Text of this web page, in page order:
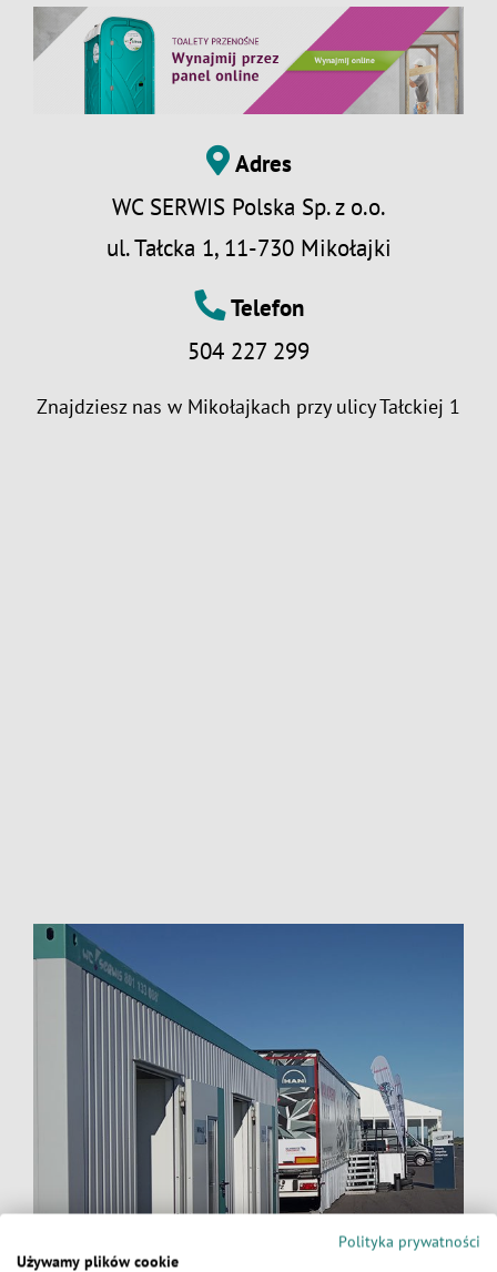
Adres
WC SERWIS Polska Sp. z o.o.
ul. Tałcka 1, 11-730 Mikołajki
Telefon
504 227 299
Znajdziesz nas w Mikołajkach przy ulicyTałckiej 1
Polityka prywatności
Używamy plików cookie